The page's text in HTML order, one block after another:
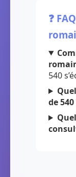
❓
540
de 540